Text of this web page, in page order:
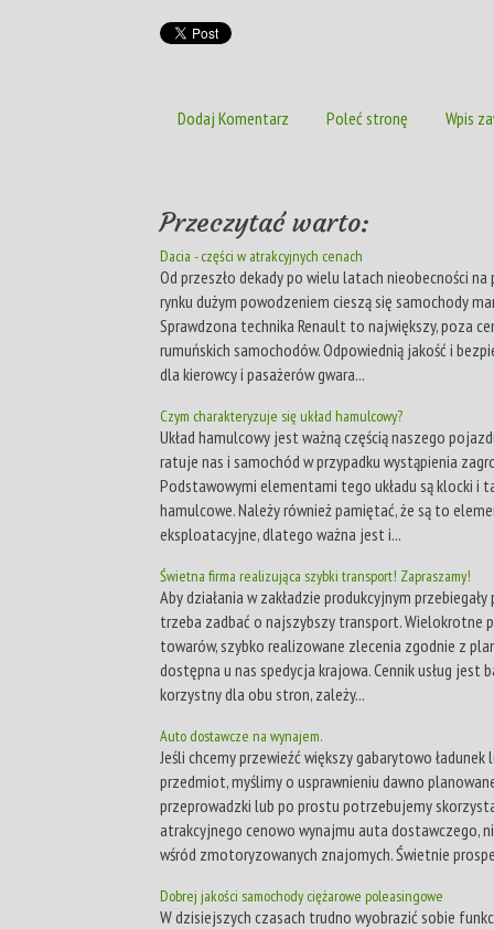
Dodaj Komentarz Poleć stronę Wpis
Przeczytać warto:
Dacia - części w atrakcyjnych cenach
Od przeszło dekady po wielu latach nieobecności na
rynku dużym powodzeniem cieszą się samochody
Sprawdzona technika Renault to największy, poza
rumuńskich samochodów. Odpowiednią jakość i
dla kierowcy i pasażerów gwara...
Czym charakteryzuje się układ hamulcowy?
Układ hamulcowy jest ważną częścią naszego
ratuje nas i samochód w przypadku wystąpienia
Podstawowymi elementami tego układu są klocki i
hamulcowe. Należy również pamiętać, że są to
eksploatacyjne, dlatego ważna jest i...
Świetna firma realizująca szybki transport! Zapraszamy!
Aby działania w zakładzie produkcyjnym przebiegały
trzeba zadbać o najszybszy transport. Wielokrotne
towarów, szybko realizowane zlecenia zgodnie z
dostępna u nas spedycja krajowa. Cennik usług jest
korzystny dla obu stron, zależy...
Auto dostawcze na wynajem.
Jeśli chcemy przewieźć większy gabarytowo ładunek
przedmiot, myślimy o usprawnieniu dawno
przeprowadzki lub po prostu potrzebujemy
atrakcyjnego cenowo wynajmu auta dostawczego,
wśród zmotoryzowanych znajomych. Świetnie
Dobrej jakości samochody ciężarowe poleasingowe
W dzisiejszych czasach trudno wyobrazić sobie